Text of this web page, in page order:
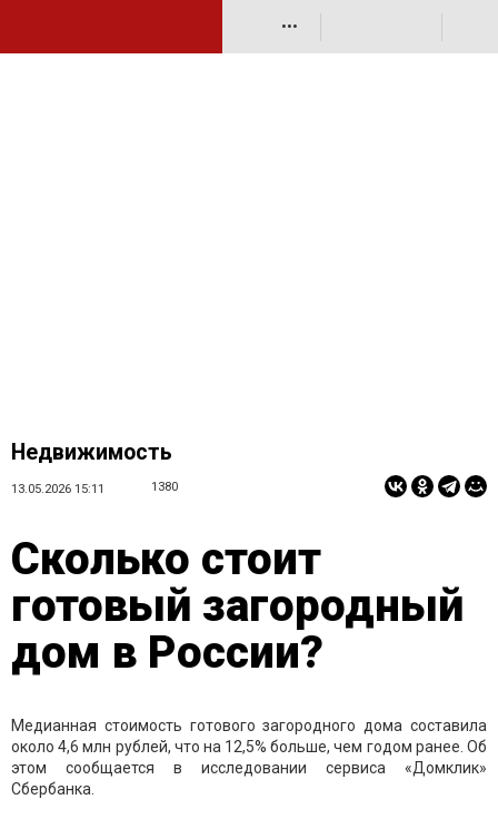
•••
Недвижимость
13.05.2026 15:11 1380
Сколько стоит
готовый загородный
дом в России?
Медианная стоимость готового загородного дома составила
около 4,6 млн рублей, что на 12,5% больше, чем годом ранее. Об
этом сообщается в исследовании сервиса «Домклик»
Сбербанка.